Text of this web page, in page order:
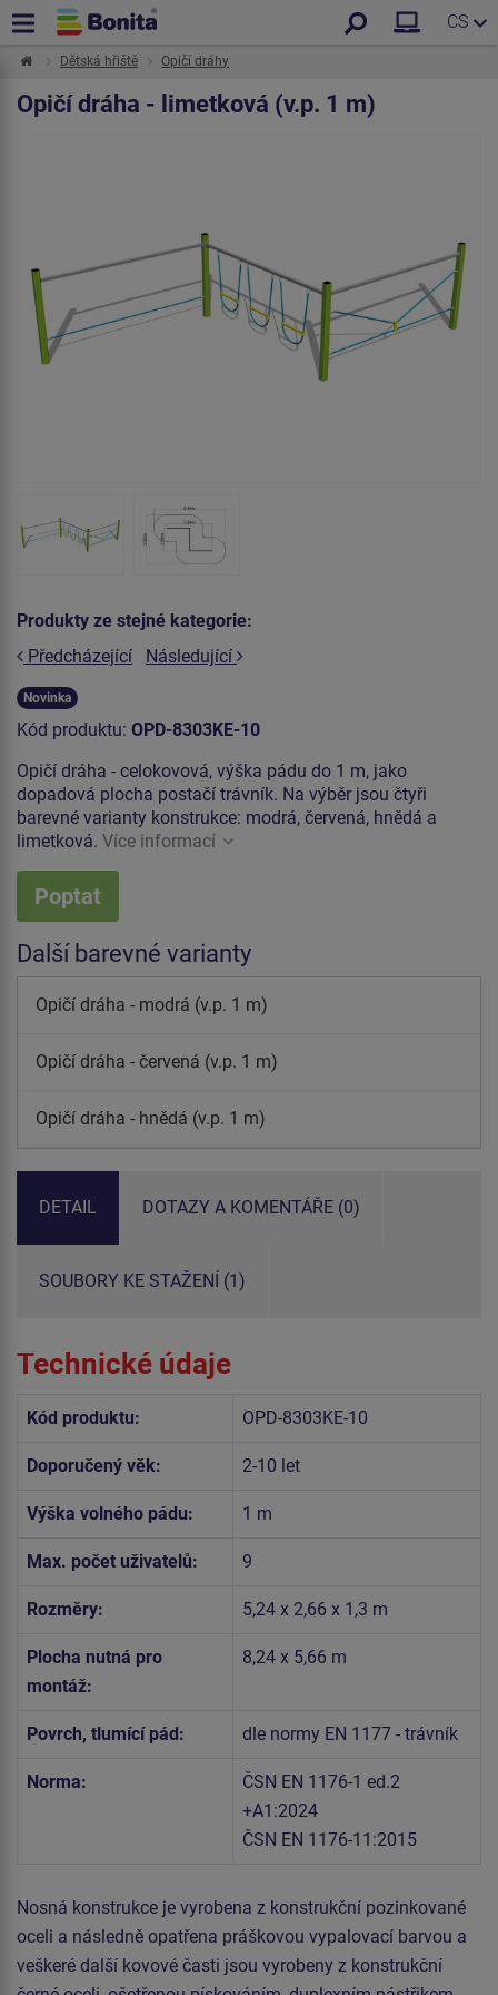
CS
Dětská hřiště Opičí dráhy
Opičí dráha - limetková (v.p. 1 m)
Produkty ze stejné kategorie:
Předcházející
Následující
Novinka
Kód produktu: OPD-8303KE-10
Opičí dráha - celokovová, výška pádu do 1 m, jako
dopadová plocha postačí trávník. Na výběr jsou čtyři
barevné varianty konstrukce: modrá, červená, hnědá a
limetková. Více informací
Poptat
Další barevné varianty
Opičí dráha - modrá (v.p. 1 m)
Opičí dráha - červená (v.p. 1 m)
Opičí dráha - hnědá (v.p. 1 m)
DETAIL DOTAZY A KOMENTÁŘE (0)
SOUBORY KE STAŽENÍ (1)
Technické údaje
Kód produktu: OPD-8303KE-10
Doporučený věk: 2-10 let
Výška volného pádu: 1 m
Max. počet uživatelů: 9
Rozměry: 5,24 x 2,66 x 1,3 m
Plocha nutná pro
montáž:
8,24 x 5,66 m
Povrch, tlumící pád: dle normy EN 1177 - trávník
Norma:
ČSN EN 1176-1 ed.2
+A1:2024
ČSN EN 1176-11:2015
Nosná konstrukce je vyrobena z konstrukční pozinkované
oceli a následně opatřena práškovou vypalovací barvou a
veškeré další kovové časti jsou vyrobeny z konstrukční